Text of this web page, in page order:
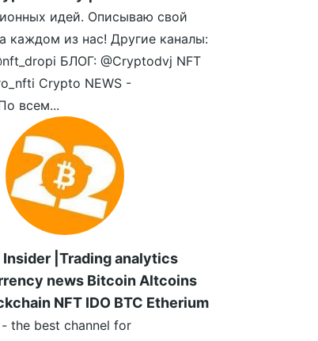
идей. Описываю свой
каждом из нас! Другие каналы:
БЛОГ: @Cryptodvj NFT
Crypto NEWS -
всем...
|Trading analytics
news Bitcoin Altcoins
NFT IDO BTC Etherium
the best channel for